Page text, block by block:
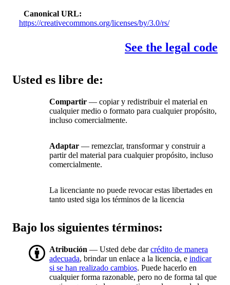
Canonical URL
https://creativecommons.org/licenses/by/3.0/rs/
See the legal code
Usted es libre de:
Compartir — copiar y redistribuir el material en
cualquier medio o formato para cualquier propósito,
incluso comercialmente.
Adaptar — remezclar, transformar y construir a
partir del material para cualquier propósito, incluso
comercialmente.
La licenciante no puede revocar estas libertades en
tanto usted siga los términos de la licencia
Bajo los siguientes términos:
Atribución — Usted debe darcrédito de manera
adecuada, brindar un enlace a la licencia, e indicar
si se han realizado cambios. Puede hacerlo en
cualquier forma razonable, pero no de forma tal que